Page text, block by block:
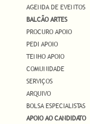
AGENDA DE EVENTOS
BALCÃO ARTES
PROCURO APOIO
PEDI APOIO
TENHO APOIO
COMUNIDADE
SERVIÇOS
ARQUIVO
BOLSA ESPECIALISTAS
APOIO AO CANDIDATO